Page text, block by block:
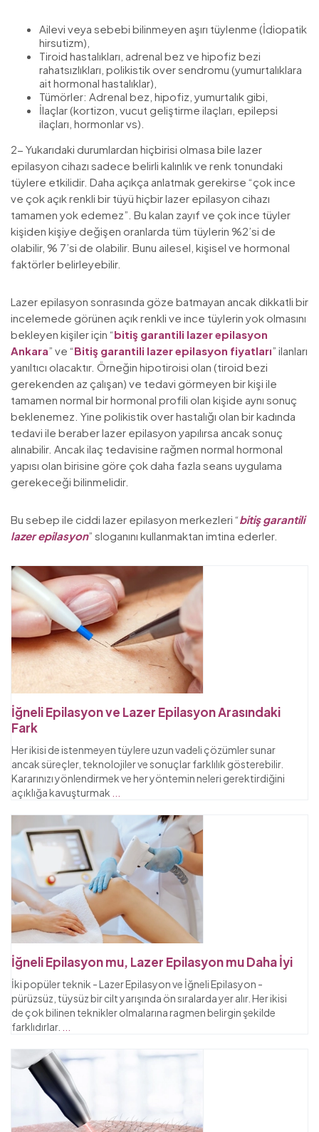
Ailevi veya sebebi bilinmeyen aşırı tüylenme (İdiopatik
hirsutizm),
Tiroid hastalıkları, adrenal bez ve hipofiz bezi
rahatsızlıkları, polikistik over sendromu (yumurtalıklara
ait hormonal hastalıklar),
Tümörler: Adrenal bez, hipofiz, yumurtalık gibi,
İlaçlar (kortizon, vucut geliştirme ilaçları, epilepsi
ilaçları, hormonlar vs).
2- Yukarıdaki durumlardan hiçbirisi olmasa bile lazer
epilasyon cihazı sadece belirli kalınlık ve renk tonundaki
tüylere etkilidir. Daha açıkça anlatmak gerekirse “çok ince
ve çok açık renkli bir tüyü hiçbir lazer epilasyon cihazı
tamamen yok edemez”. Bu kalan zayıf ve çok ince tüyler
kişiden kişiye değişen oranlarda tüm tüylerin %2’si de
olabilir, % 7’si de olabilir. Bunu ailesel, kişisel ve hormonal
faktörler belirleyebilir.
Lazer epilasyon sonrasında göze batmayan ancak dikkatli bir
incelemede görünen açık renkli ve ince tüylerin yok olmasını
bekleyen kişiler için “bitiş garantili lazer epilasyon
Ankara” ve “Bitiş garantili lazer epilasyon fiyatları” ilanları
yanıltıcı olacaktır. Örneğin hipotiroisi olan (tiroid bezi
gerekenden az çalışan) ve tedavi görmeyen bir kişi ile
tamamen normal bir hormonal profili olan kişide aynı sonuç
beklenemez. Yine polikistik over hastalığı olan bir kadında
tedavi ile beraber lazer epilasyon yapılırsa ancak sonuç
alınabilir. Ancak ilaç tedavisine rağmen normal hormonal
yapısı olan birisine göre çok daha fazla seans uygulama
gerekeceği bilinmelidir.
Bu sebep ile ciddi lazer epilasyon merkezleri “bitiş garantili
lazer epilasyon” sloganını kullanmaktan imtina ederler.
İğneli Epilasyon ve Lazer Epilasyon Arasındaki
Fark
Her ikisi de istenmeyen tüylere uzun vadeli çözümler sunar
ancak süreçler, teknolojiler ve sonuçlar farklılık gösterebilir.
Kararınızı yönlendirmek ve her yöntemin neleri gerektirdiğini
açıklığa kavuşturmak
İğneli Epilasyon mu, Lazer Epilasyon mu Daha İyi
İki popüler teknik - Lazer Epilasyon ve İğneli Epilasyon -
pürüzsüz, tüysüz bir cilt yarışında ön sıralarda yer alır. Her ikisi
de çok bilinen teknikler olmalarına ragmen belirgin şekilde
farklıdırlar.